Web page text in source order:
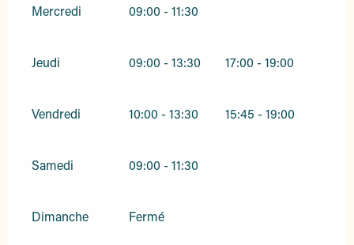
Mercredi 09:00 - 11:30
Jeudi 09:00 - 13:30 17:00 - 19:00
Vendredi 10:00 - 13:30 15:45 - 19:00
Samedi 09:00 - 11:30
Dimanche Fermé